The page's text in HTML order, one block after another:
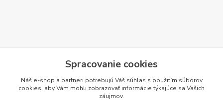
Spracovanie cookies
Náš e-shop a partneri potrebujú Váš súhlas s použitím súborov
cookies, aby Vám mohli zobrazovať informácie týkajúce sa Vašich
záujmov.